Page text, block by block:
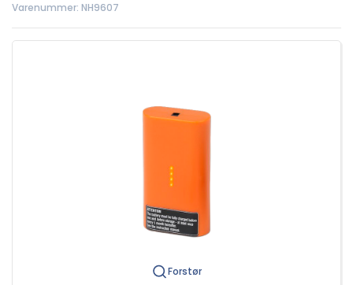
Varenummer: NH9607
Forstør